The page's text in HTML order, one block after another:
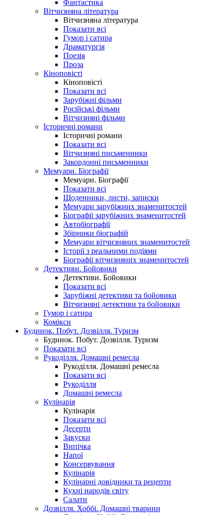
Фантастика
Вітчизняна література
Вітчизняна література
Показати всі
Гумор і сатира
Драматургія
Поезія
Проза
Кіноповісті
Кіноповісті
Показати всі
Зарубіжні фільми
Російські фільми
Вітчизняні фільми
Історичні романи
Історичні романи
Показати всі
Вітчизняні письменники
Закордонні письменники
Мемуари. Біографії
Мемуари. Біографії
Показати всі
Щоденники, листи, записки
Мемуари зарубіжних знаменитостей
Біографії зарубіжних знаменитостей
Автобіографії
Збірники біографій
Мемуари вітчизняних знаменитостей
Історії з реальними подіями
Біографії вітчизняних знаменитостей
Детективи. Бойовики
Детективи. Бойовики
Показати всі
Зарубіжні детективи та бойовики
Вітчизняні детективи та бойовики
Гумор і сатира
Комікси
Будинок. Побут. Дозвілля. Туризм
Будинок. Побут. Дозвілля. Туризм
Показати всі
Рукоділля. Домашні ремесла
Рукоділля. Домашні ремесла
Показати всі
Рукоділля
Домашні ремесла
Кулінарія
Кулінарія
Показати всі
Десерти
Закуски
Випічка
Напої
Консервування
Кулінарія
Кулінарні довідники та рецепти
Кухні народів світу
Салати
Дозвілля. Хоббі. Домашні тварини